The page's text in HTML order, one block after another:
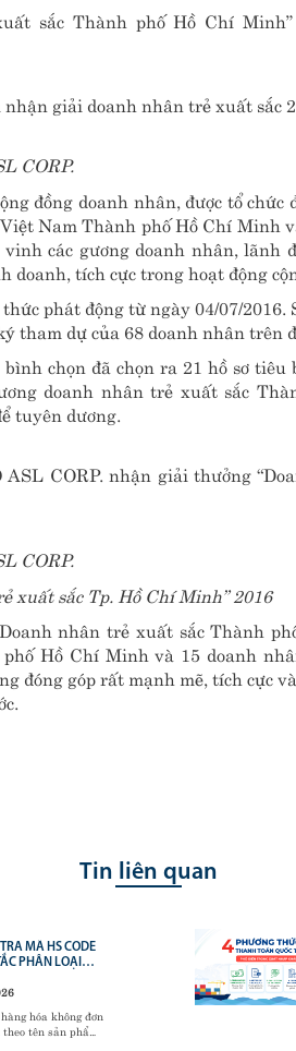
sắc Thành phố Hồ Chí
CORP.
đồng doanh nhân, được tổ chức
Nam Thành phố Hồ Chí Minh
các gương doanh nhân, lãnh
tích cực trong hoạt động
phát động từ ngày 04/07/
tham dự của 68 doanh nhân trên
chọn đã chọn ra 21 hồ sơ
doanh nhân trẻ xuất sắc
tuyên dương.
CORP.
xuất sắc Tp. Hồ Chí Minh” 2016
nhân trẻ xuất sắc Thành
Hồ Chí Minh và 15 doanh
đóng góp rất mạnh mẽ, tích cực
Tin liên quan
MÃ HS CODE
PHÂN LOẠI
hóa không đơn
tên sản phẩm